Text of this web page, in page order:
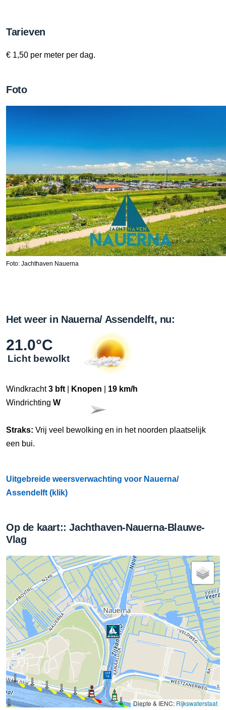
Tarieven
€ 1,50 per meter per dag.
Foto
Foto: Jachthaven Nauerna
Het weer in Nauerna/ Assendelft, nu:
21.0°C
Licht bewolkt
Windkracht3 bft Knopen
19 km/h
Windrichting W
Straks: Vrij veel bewolking en in het noorden plaatselijk
een bui.
Uitgebreide weersverwachting voor Nauerna/
Assendelft (klik)
Op de kaart:: Jachthaven-Nauerna-Blauwe-
Vlag
Diepte & IENC: Rijkswaterstaat